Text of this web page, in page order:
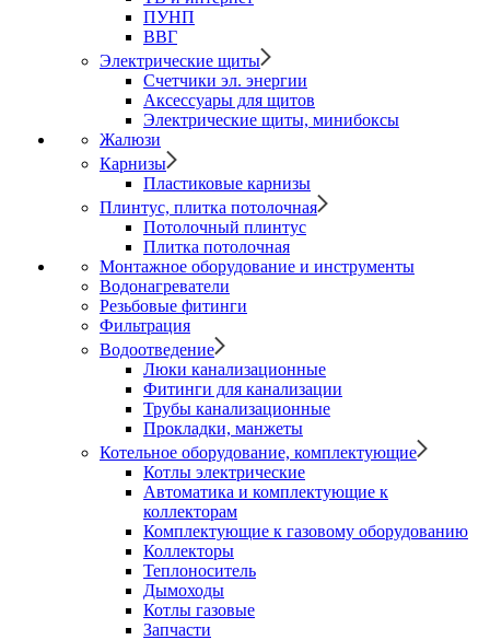
ПУНП
ВВГ
Электрические щиты
Счетчики эл. энергии
Аксессуары для щитов
Электрические щиты, минибоксы
Жалюзи
Карнизы
Пластиковые карнизы
Плинтус, плитка потолочная
Потолочный плинтус
Плитка потолочная
Монтажное оборудование и инструменты
Водонагреватели
Резьбовые фитинги
Фильтрация
Водоотведение
Люки канализационные
Фитинги для канализации
Трубы канализационные
Прокладки, манжеты
Котельное оборудование, комплектующие
Котлы электрические
Автоматика и комплектующие к
коллекторам
Комплектующие к газовому оборудованию
Коллекторы
Теплоноситель
Дымоходы
Котлы газовые
Запчасти